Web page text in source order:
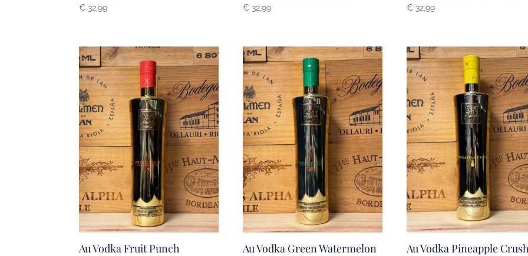
€ 32,99 € 32,99 € 32,99
Au Vodka Fruit Punch Au Vodka Green Watermelon Au Vodka Pineapple